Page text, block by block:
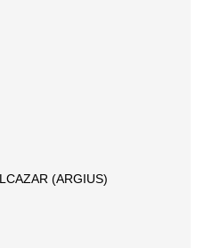
(ARGIUS)